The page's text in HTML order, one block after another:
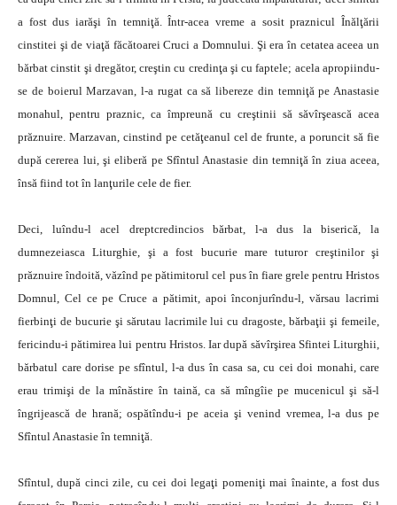
a fost dus iarăşi în temniţă. Într-acea vreme a sosit praznicul Înălţării
cinstitei şi de viaţă făcătoarei Cruci a Domnului. Şi era în cetatea aceea un
bărbat cinstit şi dregător, creştin cu credinţa şi cu faptele; acela apropiindu-
se de boierul Marzavan, l-a rugat ca să libereze din temniţă pe Anastasie
monahul, pentru praznic, ca împreună cu creştinii să săvîrşească acea
prăznuire. Marzavan, cinstind pe cetăţeanul cel de frunte, a poruncit să fie
după cererea lui, şi eliberă pe Sfîntul Anastasie din temniţă în ziua aceea,
însă fiind tot în lanţurile cele de fier.
Deci, luîndu-l acel dreptcredincios bărbat, l-a dus la biserică, la
dumnezeiasca Liturghie, şi a fost bucurie mare tuturor creştinilor şi
prăznuire îndoită, văzînd pe pătimitorul cel pus în fiare grele pentru Hristos
Domnul, Cel ce pe Cruce a pătimit, apoi înconjurîndu-l, vărsau lacrimi
fierbinţi de bucurie şi sărutau lacrimile lui cu dragoste, bărbaţii şi femeile,
fericindu-i pătimirea lui pentru Hristos. Iar după săvîrşirea Sfintei Liturghii,
bărbatul care dorise pe sfîntul, l-a dus în casa sa, cu cei doi monahi, care
erau trimişi de la mînăstire în taină, ca să mîngîie pe mucenicul şi să-l
îngrijească de hrană; ospătîndu-i pe aceia şi venind vremea, l-a dus pe
Sfîntul Anastasie în temniţă.
Sfîntul, după cinci zile, cu cei doi legaţi pomeniţi mai înainte, a fost dus